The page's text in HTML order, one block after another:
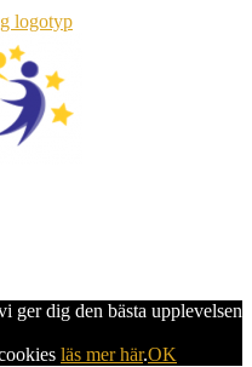
ger dig den bästa upplevelsen
läs mer här.OK